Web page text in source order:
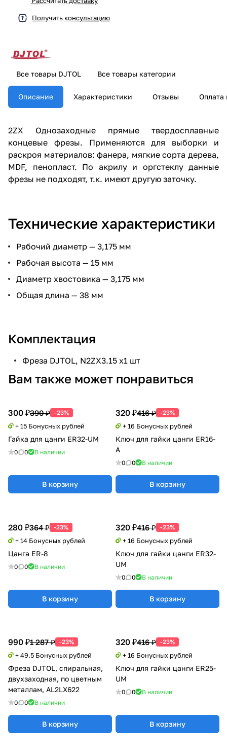
Получить консультацию
Все товары DJTOL Все товары категории
Описание Характеристики Отзывы Оплата
2ZX Однозаходные прямые твердосплавные
концевые фрезы. Применяются для выборки и
раскроя материалов: фанера, мягкие сорта дерева,
MDF, пенопласт. По акрилу и оргстеклу данные
фрезы не подходят, т.к. имеют другую заточку.
Технические характеристики
Рабочий диаметр — 3,175 мм
Рабочая высота — 15 мм
Диаметр хвостовика — 3,175 мм
Общая длина — 38 мм
Комплектация
Фреза DJTOL, N2ZX3.15 х1 шт
Вам также может понравиться
300 ₽390 ₽ -23%
+ 15 Бонусных рублей
Гайка для цанги ER32-UM
0 0 В наличии
В корзину
320 ₽416 ₽ -23%
+ 16 Бонусных рублей
Ключ для гайки цанги ER16-
A
0 0 В наличии
В корзину
320 ₽416 ₽ -23%
+ 16 Бонусных рублей
Ключ для гайки цанги ER32-
UM
0 0 В наличии
В корзину
990 ₽1 287 ₽ -23%
+ 49.5 Бонусных рублей
Фреза DJTOL, спиральная,
двухзаходная, по цветным
металлам, AL2LX622
0 0 В наличии
В корзину
320 ₽416 ₽ -23%
+ 16 Бонусных рублей
Ключ для гайки цанги ER25-
UM
0 0 В наличии
В корзину
280 ₽364 ₽ -23%
+ 14 Бонусных рублей
Цанга ER-8
0 0 В наличии
В корзину